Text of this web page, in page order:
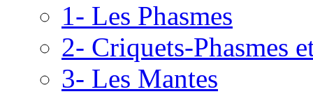
1- Les Phasmes
2- Criquets-Phasmes
3- Les Mantes